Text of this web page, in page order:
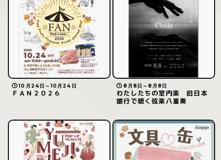
10月24日～10月24日
ＦＡＮ２０２６
8月8日～8月8日
わたしたちの室内楽 旧日本
銀行で聴く弦楽八重奏